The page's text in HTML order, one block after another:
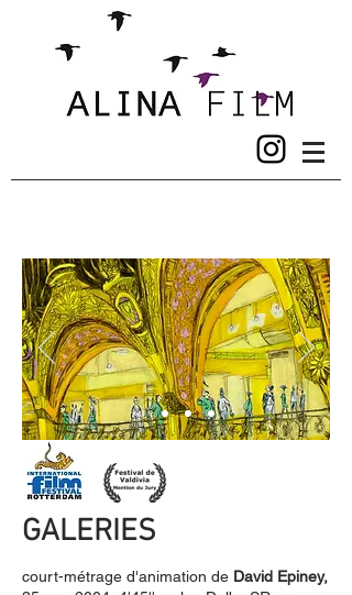
GALERIES
court-métrage d'animation de David Epiney,